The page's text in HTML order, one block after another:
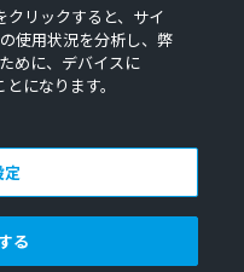
リシー
諾契約
業です。コーチやアスリートが
クリックすると、サイ
使用状況を分析し、弊
めに、デバイスに
になります。
る